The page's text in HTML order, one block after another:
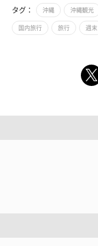
タグ： 沖縄 沖縄観光
国内旅行 旅行 週末